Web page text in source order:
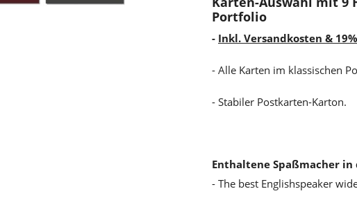
Portfolio
- Inkl. Versandkosten &
- Alle Karten im klassischen
- Stabiler Postkarten-Karton.
Enthaltene Spaßmacher in
- The best Englishspeaker